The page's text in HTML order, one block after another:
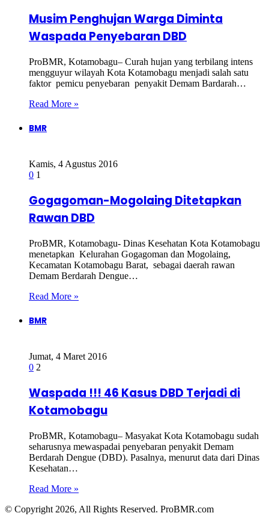
Musim Penghujan Warga Diminta
Waspada Penyebaran DBD
ProBMR, Kotamobagu– Curah hujan yang terbilang intens
mengguyur wilayah Kota Kotamobagu menjadi salah satu
faktor pemicu penyebaran penyakit Demam Bardarah…
Read More »
BMR
Kamis, 4 Agustus 2016
0 1
Gogagoman-Mogolaing Ditetapkan
Rawan DBD
ProBMR, Kotamobagu- Dinas Kesehatan Kota Kotamobagu
menetapkan Kelurahan Gogagoman dan Mogolaing,
Kecamatan Kotamobagu Barat, sebagai daerah rawan
Demam Berdarah Dengue…
Read More »
BMR
Jumat, 4 Maret 2016
0 2
Waspada !!! 46 Kasus DBD Terjadi di
Kotamobagu
ProBMR, Kotamobagu– Masyakat Kota Kotamobagu sudah
seharusnya mewaspadai penyebaran penyakit Demam
Berdarah Dengue (DBD). Pasalnya, menurut data dari Dinas
Kesehatan…
Read More »
© Copyright 2026, All Rights Reserved. ProBMR.com